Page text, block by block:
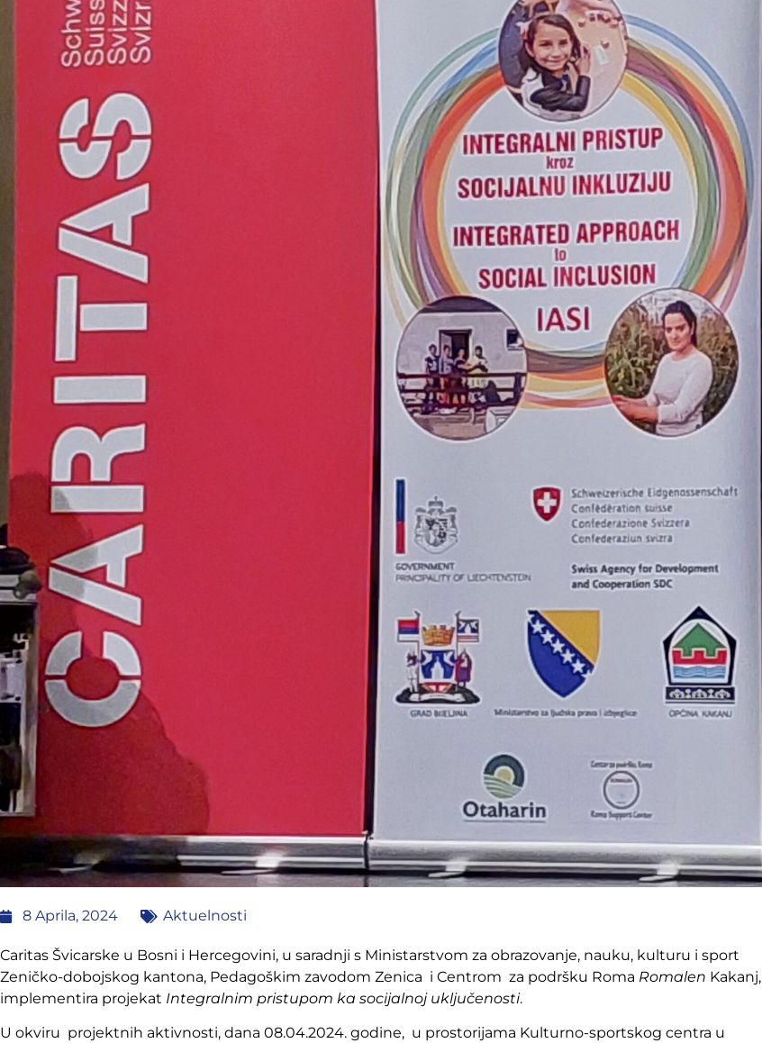
8 Aprila, 2024 Aktuelnosti
Caritas Švicarske u Bosni i Hercegovini, u saradnji s Ministarstvom za obrazovanje, nauku, kulturu i sport
Zeničko-dobojskog kantona, Pedagoškim zavodom Zenica i Centrom za podršku Roma Romalen Kakanj,
implementira projekat Integralnim pristupom ka socijalnoj uključenosti.
U okviru projektnih aktivnosti, dana 08.04.2024. godine, u prostorijama Kulturno-sportskog centra u